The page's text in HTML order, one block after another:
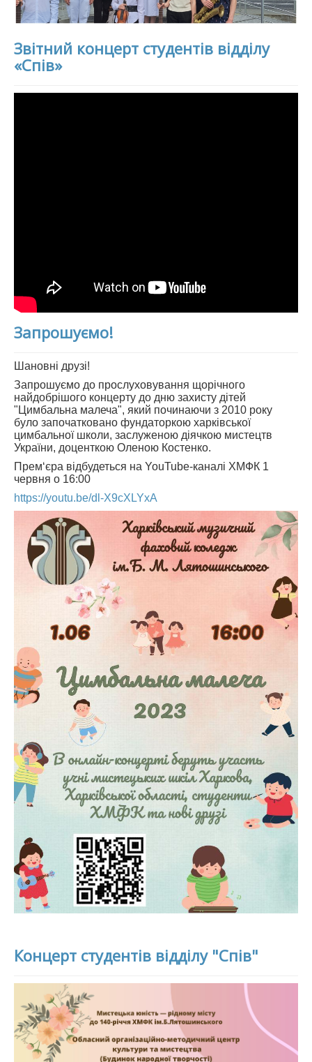
Звітний концерт студентів відділу
«Спів»
Запрошуємо!
Шановні друзі!
Запрошуємо до прослуховування щорічного
найдобрішого концерту до дню захисту дітей
"Цимбальна малеча", який починаючи з 2010 року
було започатковано фундаторкою харківської
цимбальної школи, заслуженою діячкою мистецтв
України, доценткою Оленою Костенко.
Прем‘єра відбудеться на YouTube-каналі ХМФК 1
червня о 16:00
https://youtu.be/dl-X9cXLYxA
Концерт студентів відділу "Спів"